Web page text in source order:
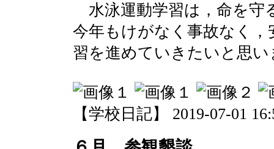
水泳運動学習は，命を守
今年もけがなく事故なく
習を進めていきたいと思い
【学校日記】 2019-07-01